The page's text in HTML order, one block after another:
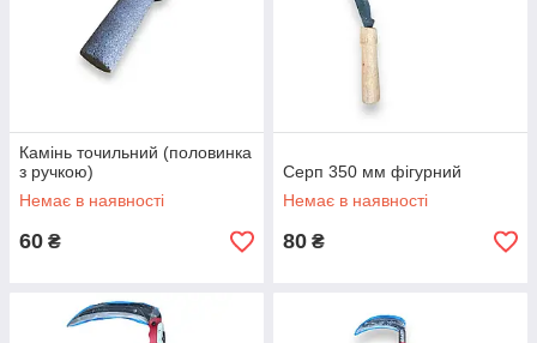
Камінь точильний (половинка
з ручкою)
Немає в наявності
60 ₴
Серп 350 мм фігурний
Немає в наявності
80 ₴